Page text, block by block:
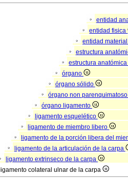
entidad
entidad fisica
entidad
estructura
estructura
órgano
órgano sólido
órgano non
órgano ligamento
ligamento esquelético
ligamento de miembro libero
ligamento de la porción libera del
ligamento de la articulación de la carpa
ligamento extrinseco de la carpa
ligamento colateral ulnar de la carpa